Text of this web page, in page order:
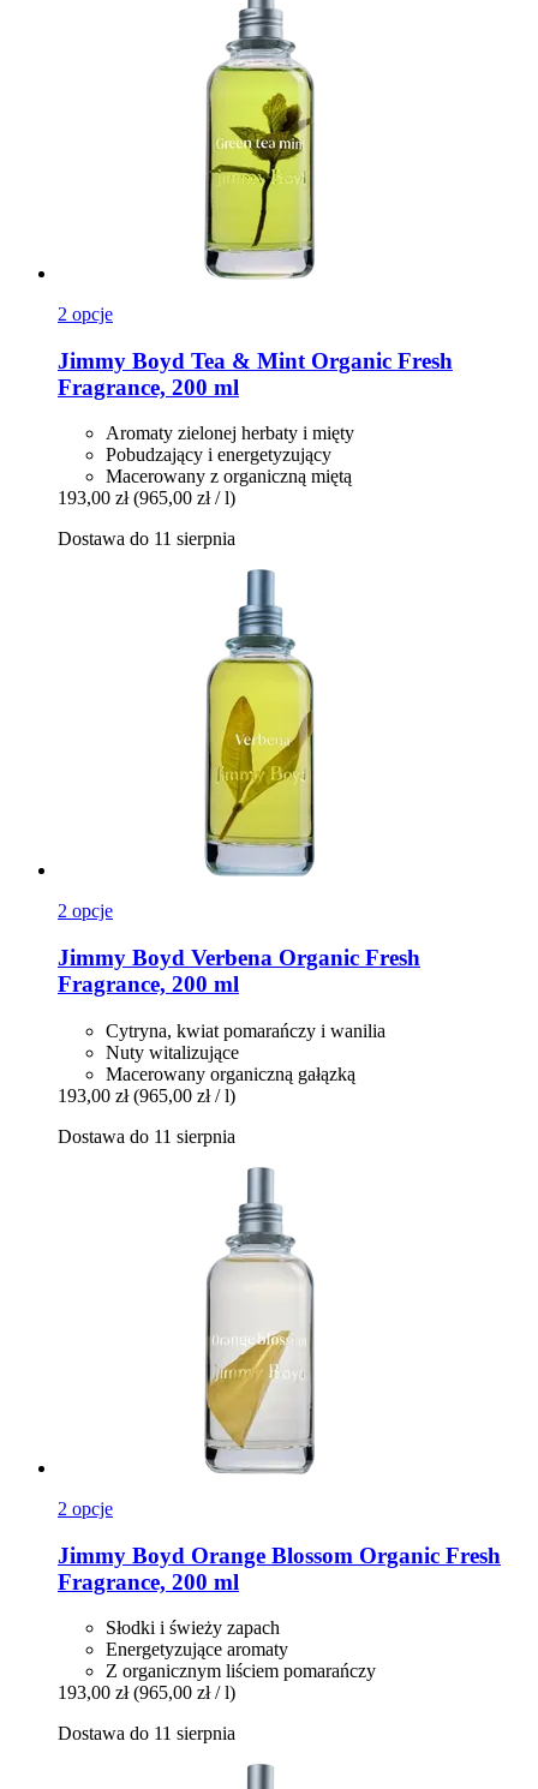
2 opcje
Jimmy Boyd Tea & Mint Organic Fresh
Fragrance, 200 ml
Aromaty zielonej herbaty i mięty
Pobudzający i energetyzujący
Macerowany z organiczną miętą
193,00 zł (965,00 zł / l)
Dostawa do 11 sierpnia
2 opcje
Jimmy Boyd Verbena Organic Fresh
Fragrance, 200 ml
Cytryna, kwiat pomarańczy i wanilia
Nuty witalizujące
Macerowany organiczną gałązką
193,00 zł (965,00 zł / l)
Dostawa do 11 sierpnia
2 opcje
Jimmy Boyd Orange Blossom Organic Fresh
Fragrance, 200 ml
Słodki i świeży zapach
Energetyzujące aromaty
Z organicznym liściem pomarańczy
193,00 zł (965,00 zł / l)
Dostawa do 11 sierpnia